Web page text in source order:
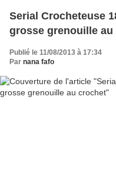
Serial Crocheteuse
grosse grenouille
Publié le 11/08/2013 à 17:34
Par nana fafo